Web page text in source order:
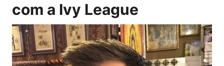
com a Ivy League